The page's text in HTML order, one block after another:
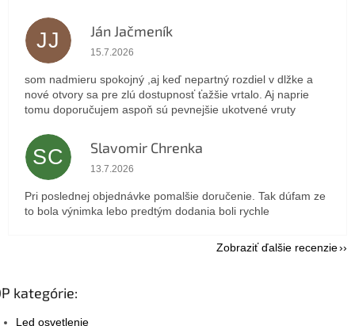
JJ Ján Jačmeník
Hodnotenie obchodu je 5 z 5 hviezdičiek.
15.7.2026
som nadmieru spokojný ,aj keď nepartný rozdiel v dlžke a
nové otvory sa pre zlú dostupnosť ťažšie vrtalo. Aj naprie
tomu doporučujem aspoň sú pevnejšie ukotvené vruty
SC Slavomir Chrenka
Hodnotenie obchodu je 5 z 5 hviezdičiek.
13.7.2026
Pri poslednej objednávke pomalšie doručenie. Tak dúfam ze
to bola výnimka lebo predtým dodania boli rychle
Zobraziť ďalšie recenzie
kategórie:
Led osvetlenie